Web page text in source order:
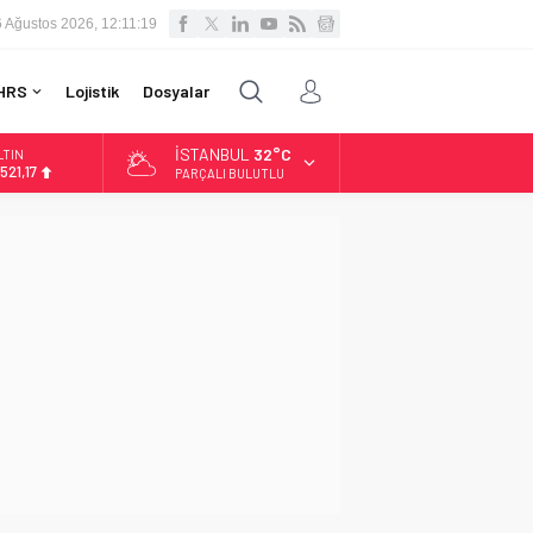
Ağustos 2026, 12:11:20
Lojistik Dosyalar
İSTANBUL 32°C
PARÇALI BULUTLU